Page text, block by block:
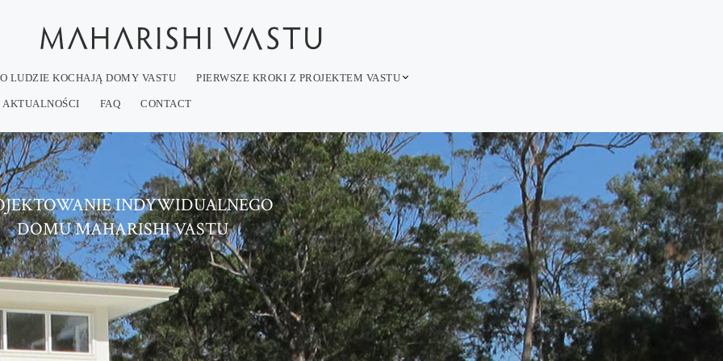
LUDZIE KOCHAJĄ DOMY VASTU PIERWSZE KROKI Z PROJEKTEM VASTU
AKTUALNOŚCI FAQ CONTACT
INDYWIDUALNEGO
DOMU MAHARISHI VASTU